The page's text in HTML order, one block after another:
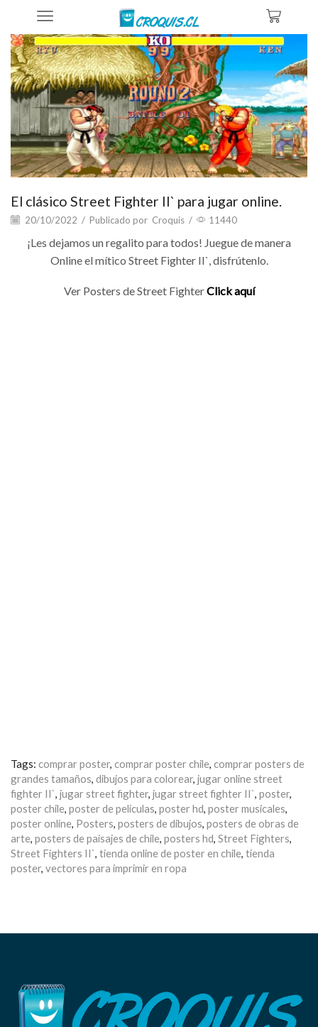
Blog Comprar Posters
El clásico Street Fighter II` para jugar online.
20/10/2022 / Publicado por Croquis / 11440
¡Les dejamos un regalito para todos! Juegue de manera
Online el mítico Street Fighter II`, disfrútenlo.
Ver Posters de Street FighterClick aquí
Tags: comprar poster, comprar poster chile comprar posters de
grandes tamaños dibujos para colorear, jugar online street
fighter II` jugar street fighter, jugar street fighter II` poster,
poster chile poster de películas poster hd poster musicales
poster online Posters posters de dibujos posters de obras de
arte posters de paisajes de chile posters hd Street Fighters
Street Fighters II` tienda online de poster en chile tienda
poster, vectores para imprimir en ropa